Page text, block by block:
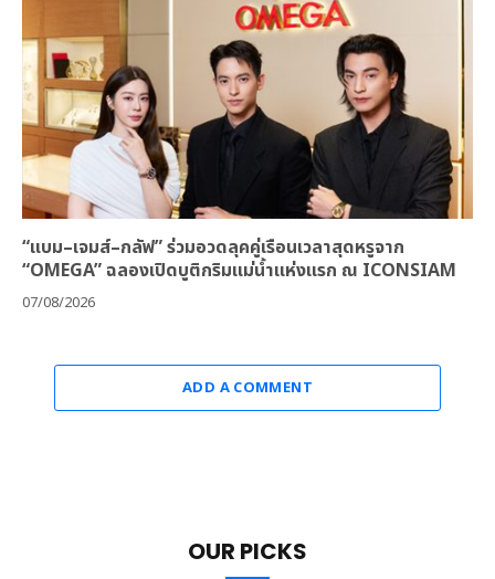
“แบม–เจมส์–กลัฟ” ร่วมอวดลุคคู่เรือนเวลาสุดหรูจาก
“OMEGA” ฉลองเปิดบูติกริมแม่น้ำแห่งแรก ณ ICONSIAM
07/08/2026
ADD A COMMENT
OUR PICKS